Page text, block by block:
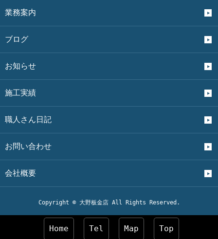
業務案内
ブログ
お知らせ
施工実績
職人さん日記
お問い合わせ
会社概要
Copyright © 大野板金店 All Rights Reserved.
Home Tel Map Top